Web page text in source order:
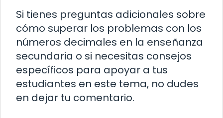
Si tienes preguntas adicionales sobre
cómo superar los problemas con los
números decimales en la enseñanza
secundaria o si necesitas consejos
específicos para apoyar a tus
estudiantes en este tema, no dudes
en dejar tu comentario.